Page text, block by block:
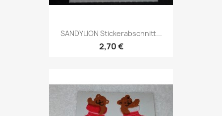
SANDYLION Stickerabschnitt...
2,70 €